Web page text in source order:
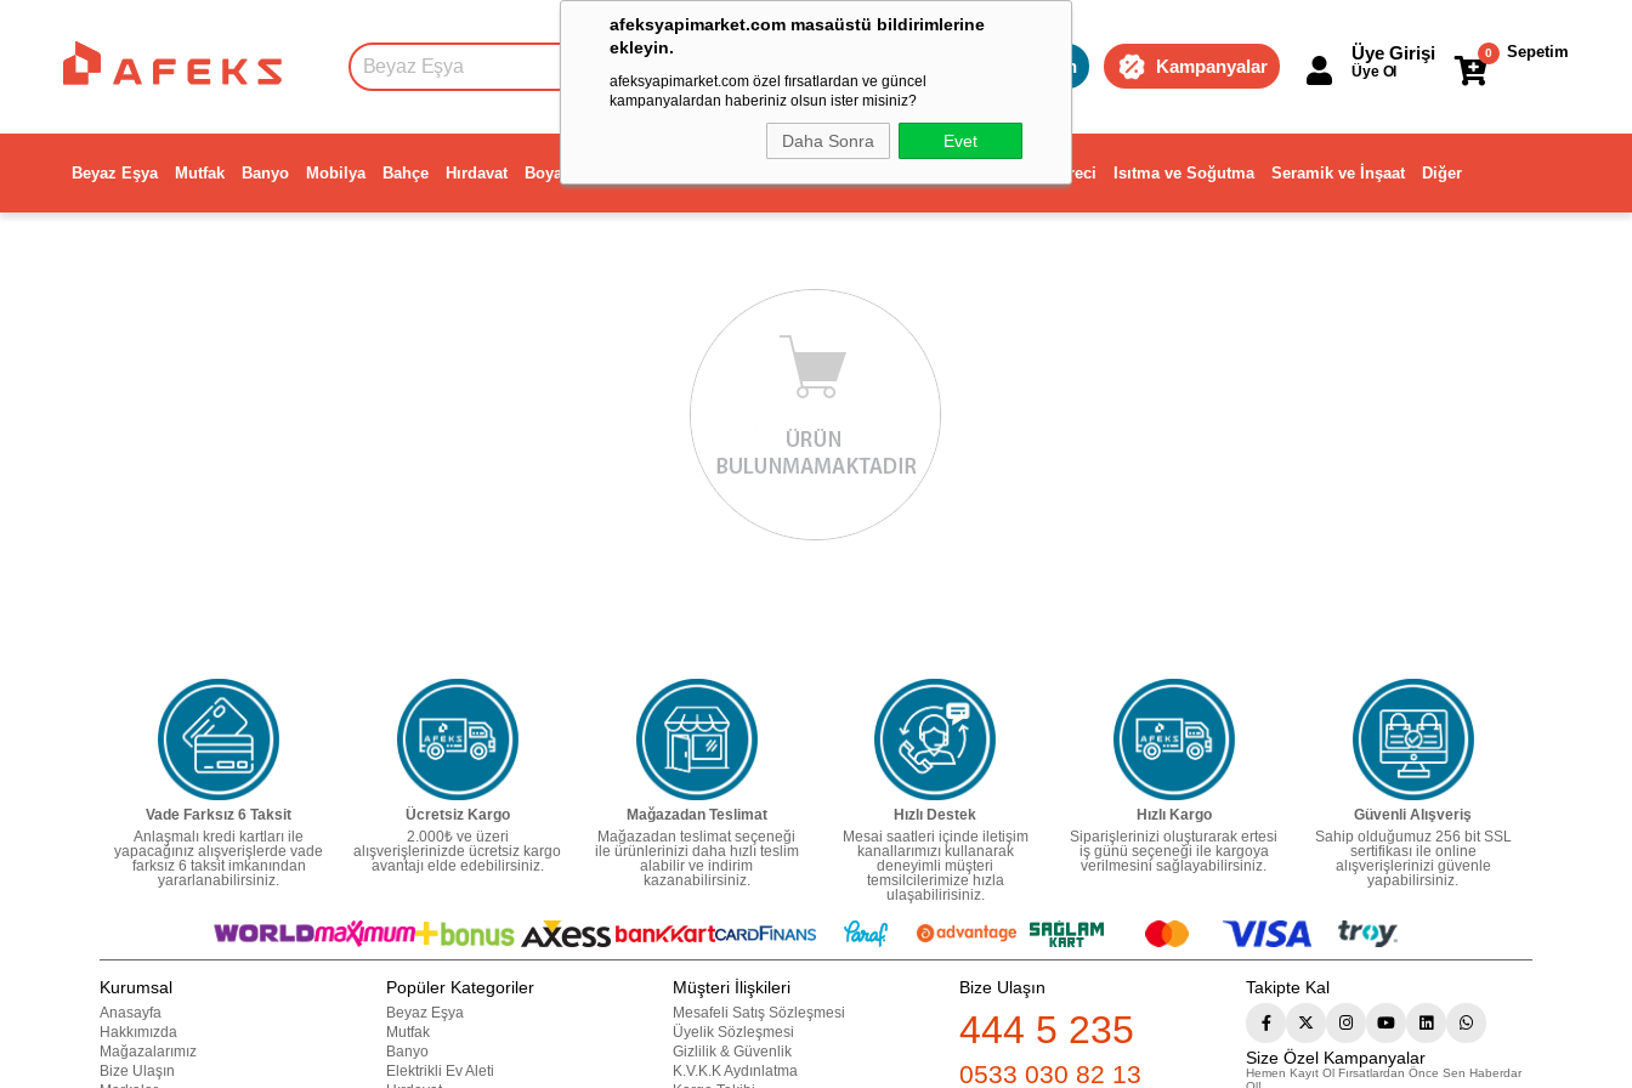
afeksyapimarket.com masaüstü bildirimlerine
ekleyin.
afeksyapimarket.com özel fırsatlardan ve güncel
kampanyalardan haberiniz olsun ister misiniz?
Daha Sonra Evet
Toptan Kampanyalar
Sepetim
0
Üye Girişi
Üye Ol
Beyaz Eşya Mutfak Banyo Mobilya Bahçe Hırdavat Boya Dekorasyon ve Ev Gereci Isıtma ve Soğutma Seramik ve İnşaat Diğer
Vade Farksız 6 Taksit
Anlaşmalı kredi kartları ile
yapacağınız alışverişlerde vade
farksız 6 taksit imkanından
yararlanabilirsiniz.
Ücretsiz Kargo
2.000₺ ve üzeri
alışverişlerinizde ücretsiz kargo
avantajı elde edebilirsiniz.
Mağazadan Teslimat
Mağazadan teslimat seçeneği
ile ürünlerinizi daha hızlı teslim
alabilir ve indirim
kazanabilirsiniz.
Hızlı Destek
Mesai saatleri içinde iletişim
kanallarımızı kullanarak
deneyimli müşteri
temsilcilerimize hızla
ulaşabilirisiniz.
Hızlı Kargo
Siparişlerinizi oluşturarak ertesi
iş günü seçeneği ile kargoya
verilmesini sağlayabilirsiniz.
Güvenli Alışveriş
Sahip olduğumuz 256 bit SSL
sertifikası ile online
alışverişlerinizi güvenle
yapabilirsiniz.
Kurumsal
Anasayfa
Hakkımızda
Mağazalarımız
Bize Ulaşın
Popüler Kategoriler
Beyaz Eşya
Mutfak
Banyo
Elektrikli Ev Aleti
Müşteri İlişkileri
Mesafeli Satış Sözleşmesi
Üyelik Sözleşmesi
Gizlilik & Güvenlik
K.V.K.K Aydınlatma
Bize Ulaşın
444 5 235
0533 030 82 13
Takipte Kal
Size Özel Kampanyalar
Hemen Kayıt Ol Fırsatlardan Önce Sen Haberdar